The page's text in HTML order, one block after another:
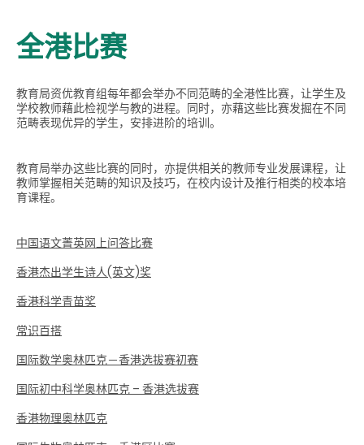
全港比赛
教育局资优教育组每年都会举办不同范畴的全港性比赛，让学生及
学校教师藉此检视学与教的进程。同时，亦藉这些比赛发掘在不同
范畴表现优异的学生，安排进阶的培训。
教育局举办这些比赛的同时，亦提供相关的教师专业发展课程，让
教师掌握相关范畴的知识及技巧，在校内设计及推行相类的校本培
育课程。
中国语文菁英网上问答比赛
香港杰出学生诗人(英文)奖
香港科学青苗奖
常识百搭
国际数学奥林匹克－香港选拔赛初赛
国际初中科学奥林匹克 – 香港选拔赛
香港物理奥林匹克